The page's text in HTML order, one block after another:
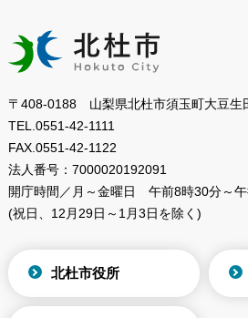
〒408-0188 山梨県北杜市須玉町大豆生
TEL. 0551-42-1111
FAX. 0551-42-1122
法人番号： 7000020192091
開庁時間／月～金曜日
午前8時30分～
(祝日、12月29日～1月3日を除く)
北杜市役所